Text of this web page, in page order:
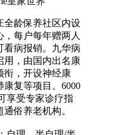
龄保养社区内设
，每户每年赠两人
看病报销。九华病
用，由国内出名康
衔，开设神经康
复等项目。6000
享受专家诊疗指
俗养老机构。